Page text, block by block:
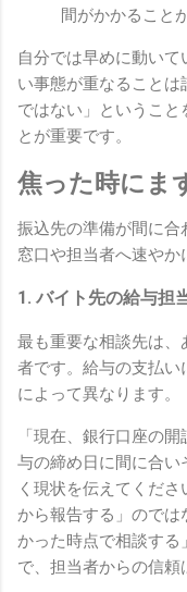
間がかかること
自分では早めに動い
い事態が重なること
ではない」ということ
とが重要です。
焦った時にま
振込先の準備が間に
窓口や担当者へ速やか
1. バイト先の給与担
最も重要な相談先は
者です。給与の支払い
によって異なります。
「現在、銀行口座の
与の締め日に間に合
く現状を伝えてくだ
から報告する」ので
かった時点で相談す
で、担当者からの信頼